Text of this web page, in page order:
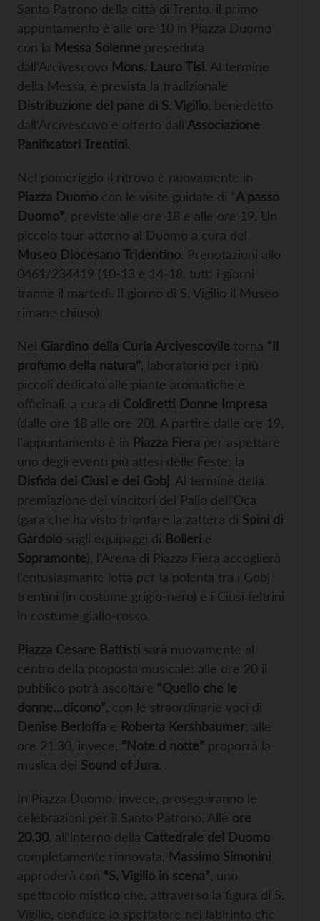
Santo Patrono della città di Trento, il primo
appuntamento è alle ore 10 in Piazza Duomo
con la Messa Solenne presieduta
dall’Arcivescovo Mons. Lauro Tisi. Al termine
della Messa, è prevista la tradizionale
Distribuzione del pane di S. Vigilio , benedetto
dall’Arcivescovo e offerto dall’Associazione
Panificatori Trentini.
Nel pomeriggio il ritrovo è nuovamente in
Piazza Duomo con le visite guidate di “A passo
Duomo” , previste alle ore 18 e alle ore 19. Un
piccolo tour attorno al Duomo a cura del
Museo Diocesano Tridentino. Prenotazioni allo
0461/234419 (10-13 e 14-18, tutti i giorni
tranne il martedì. Il giorno di S. Vigilio il Museo
rimane chiuso).
Nel Giardino della Curia Arcivescovile torna “Il
profumo della natura” , laboratorio per i più
piccoli dedicato alle piante aromatiche e
officinali, a cura di Coldiretti Donne Impresa
(dalle ore 18 alle ore 20). A partire dalle ore 19,
l’appuntamento è in Piazza Fiera per aspettare
uno degli eventi più attesi delle Feste: la
Disfida dei Ciusi e dei Gobj. Al termine della
premiazione dei vincitori del Palio dell’Oca
(gara che ha visto trionfare la zattera di Spini di
Gardolo sugli equipaggi di Bolleri e
Sopramonte), l’Arena di Piazza Fiera accoglierà
l’entusiasmante lotta per la polenta tra i Gobj
trentini (in costume grigio-nero) e i Ciusi feltrini
in costume giallo-rosso.
Piazza Cesare Battisti sarà nuovamente al
centro della proposta musicale: alle ore 20 il
pubblico potrà ascoltare “Quello che le
donne…dicono” , con le straordinarie voci di
Denise Berloffa e Roberta Kershbaumer; alle
ore 21.30, invece, “Note d notte” proporrà la
musica dei Sound of Jura.
In Piazza Duomo, invece, proseguiranno le
celebrazioni per il Santo Patrono. Alle ore
20.30 , all’interno della Cattedrale del Duomo
completamente rinnovata, Massimo Simonini
approderà con “S. Vigilio in scena” , uno
spettacolo mistico che, attraverso la figura di S.
Vigilio, conduce lo spettatore nel labirinto che